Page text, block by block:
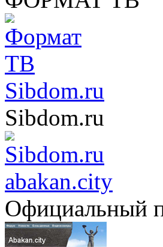
Sibdom.ru
Sibdom.ru
abakan.city
Официальный